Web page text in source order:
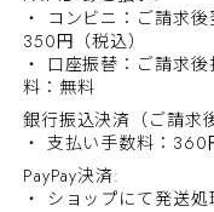
・ コンビニ：ご請求
350円（税込）
・ 口座振替：ご請求
料：無料
銀行振込決済（ご請求
・ 支払い手数料：360
PayPay決済:
・ ショップにて発送